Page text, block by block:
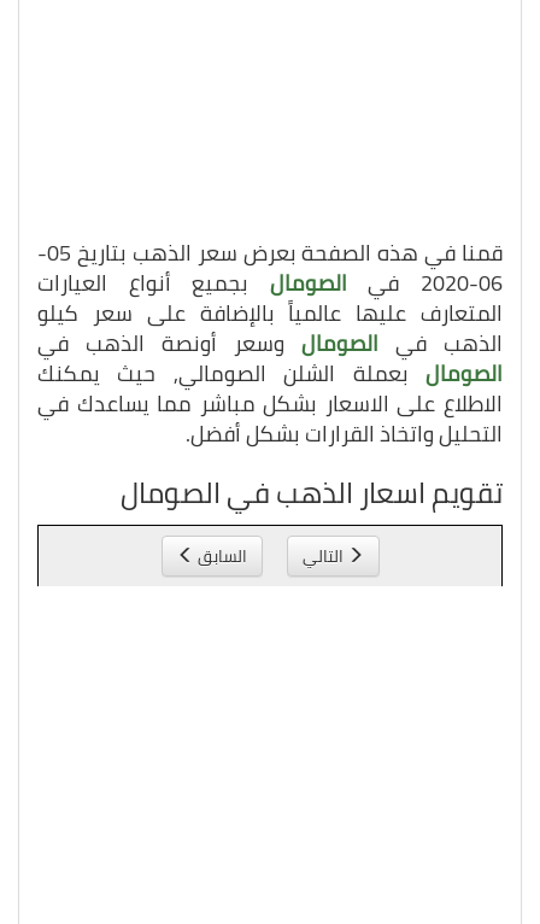
قمنا في هذه الصفحة بعرض سعر الذهب بتاريخ 05-
06-2020 في الصومال بجميع أنواع العيارات
المتعارف عليها عالمياً بالإضافة على سعر كيلو
الذهب في الصومال وسعر أونصة الذهب في
الصومال بعملة الشلن الصومالي, حيث يمكنك
الاطلاع على الاسعار بشكل مباشر مما يساعدك في
التحليل واتخاذ القرارات بشكل أفضل.
تقويم اسعار الذهب في الصومال
التالي السابق